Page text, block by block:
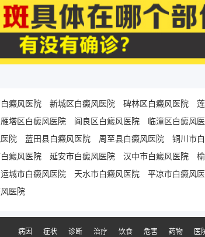
癜风医院 新城区白癜风医院 碑林区白癜风医院
雁塔区白癜风医院 阎良区白癜风医院 临潼区白癜风
院 蓝田县白癜风医院 周至县白癜风医院 铜川市
癜风医院 延安市白癜风医院 汉中市白癜风医院
运城市白癜风医院 天水市白癜风医院 平凉市白癜风
医院
病因 症状 诊断 治疗 饮食 危害 药物 医